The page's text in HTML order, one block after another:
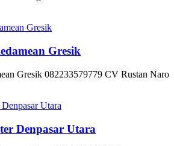
Gresik
Gresik 082233579779 CV Rustan Naro
Denpasar Utara